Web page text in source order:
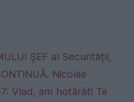
ȘEF al Securității,
Nicolae
Vlad, am hotărât! Te